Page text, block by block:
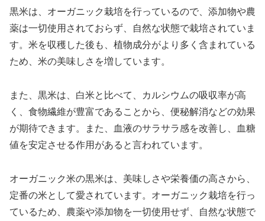
黒米は、オーガニック栽培を行っているので、添加物や農
薬は一切使用されておらず、自然な状態で栽培されていま
す。米を収穫した後も、植物成分がより多く含まれている
ため、米の美味しさを増しています。
また、黒米は、白米と比べて、カルシウムの吸収率が高
く、食物繊維が豊富であることから、便秘解消などの効果
が期待できます。また、血液のサラサラ感を改善し、血糖
値を安定させる作用があると言われています。
オーガニック米の黒米は、美味しさや栄養価の高さから、
定番の米として愛されています。オーガニック栽培を行っ
ているため、農薬や添加物を一切使用せず、自然な状態で